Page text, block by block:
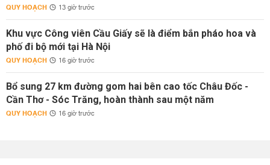
QUY HOẠCH 13 giờ trước
Khu vực Công viên Cầu Giấy sẽ là điểm bắn pháo hoa và
phố đi bộ mới tại Hà Nội
QUY HOẠCH 16 giờ trước
Bổ sung 27 km đường gom hai bên cao tốc Châu Đốc -
Cần Thơ - Sóc Trăng, hoàn thành sau một năm
QUY HOẠCH 16 giờ trước